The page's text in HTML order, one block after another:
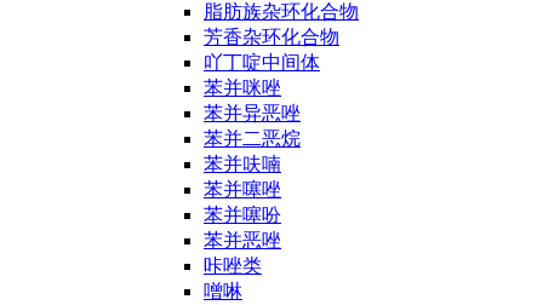
脂肪族杂环化合物
芳香杂环化合物
吖丁啶中间体
苯并咪唑
苯并异恶唑
苯并二恶烷
苯并呋喃
苯并噻唑
苯并噻吩
苯并恶唑
咔唑类
噌啉